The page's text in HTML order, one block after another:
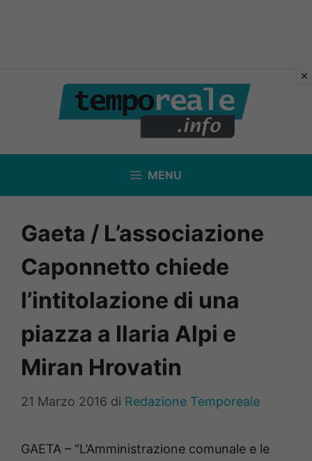
contenuto
MENU
Gaeta / L’associazione
Caponnetto chiede
l’intitolazione di una
piazza a Ilaria Alpi e
Miran Hrovatin
21 Marzo 2016 di Redazione Temporeale
GAETA – “L’Amministrazione comunale e le